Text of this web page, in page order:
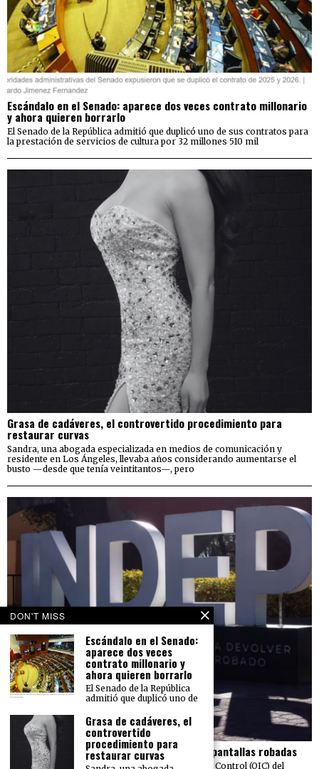
Escándalo en el Senado: aparece dos veces contrato millonario
y ahora quieren borrarlo
El Senado de la República admitió que duplicó uno de sus contratos para
la prestación de servicios de cultura por 32 millones 510 mil
Grasa de cadáveres, el controvertido procedimiento para
restaurar curvas
Sandra, una abogada especializada en medios de comunicación y
residente en Los Ángeles, llevaba años considerando aumentarse el
busto —desde que tenía veintitantos—, pero
El Indep pierde más de 23 mdp en carros y pantallas robadas
Una auditoría realizada por el Órgano Interno de Control (OIC) del
DON'T MISS
Escándalo en el Senado:
aparece dos veces
contrato millonario y
ahora quieren borrarlo
El Senado de la República
admitió que duplicó uno de
Grasa de cadáveres, el
controvertido
procedimiento para
restaurar curvas